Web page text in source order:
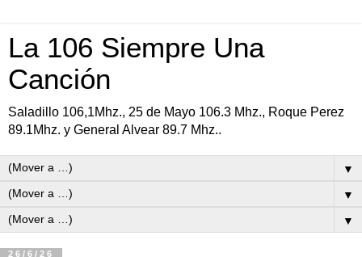
La 106 Siempre Una
Canción
Saladillo 106,1Mhz., 25 de Mayo 106.3 Mhz., Roque Perez
89.1Mhz. y General Alvear 89.7 Mhz..
▼
▼
▼
26/6/26